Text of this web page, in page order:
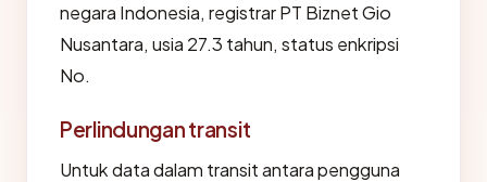
negara Indonesia, registrar PT Biznet Gio
Nusantara, usia 27.3 tahun, status enkripsi
No.
Perlindungan transit
Untuk data dalam transit antara pengguna